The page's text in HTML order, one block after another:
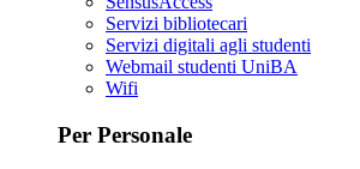
Servizi bibliotecari
Servizi digitali agli studenti
Webmail studenti UniBA
Wifi
Per Personale